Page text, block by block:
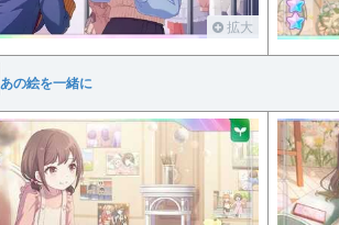
拡大
あの絵を一緒に